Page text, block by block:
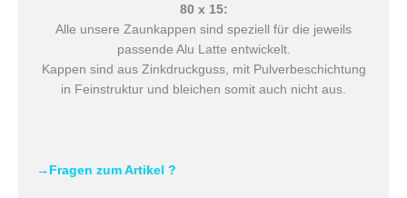
80 x 15:
Alle unsere Zaunkappen sind speziell für die jeweils
passende Alu Latte entwickelt.
Kappen sind aus Zinkdruckguss, mit Pulverbeschichtung
in Feinstruktur und bleichen somit auch nicht aus.
→Fragen zum Artikel ?